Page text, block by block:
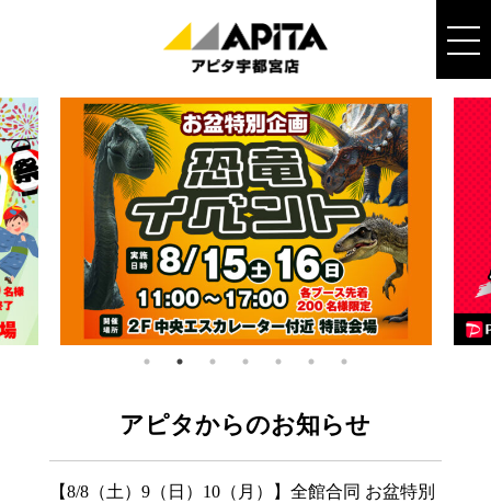
アピタからのお知らせ
【8/8（土）9（日）10（月）】全館合同 お盆特別